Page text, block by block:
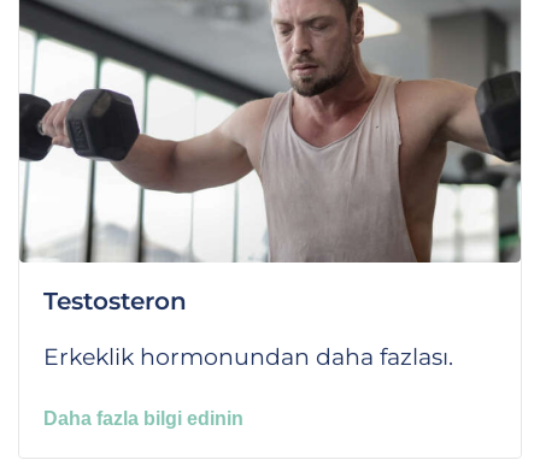
Testosteron
Erkeklik hormonundan daha fazlası.
Daha fazla bilgi edinin